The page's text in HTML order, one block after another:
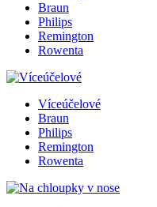
Braun
Philips
Remington
Rowenta
Víceúčelové
Braun
Philips
Remington
Rowenta